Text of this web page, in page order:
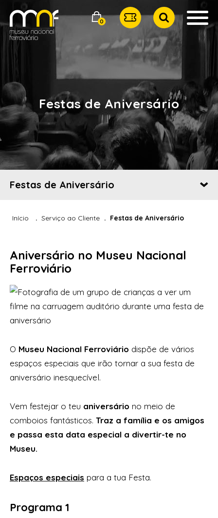
0
Festas de Aniversário
Festas de Aniversário
Início Serviço ao Cliente Festas de Aniversário
Aniversário no Museu Nacional
Ferroviário
O Museu Nacional Ferroviário dispõe de vários
espaços especiais que irão tornar a sua festa de
aniversário inesquecível.
Vem festejar o teu aniversário no meio de
comboios fantásticos. Traz a família e os amigos
e passa esta data especial a divertir-te no
Museu.
Espaços especiais para a tua Festa.
Programa 1